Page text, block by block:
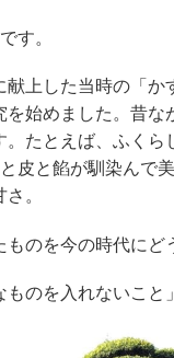
す。
献上した当時の「か
を始めました。昔な
。たとえば、ふくら
皮と餡が馴染んで
。
のを今の時代にど
ものを入れないこと